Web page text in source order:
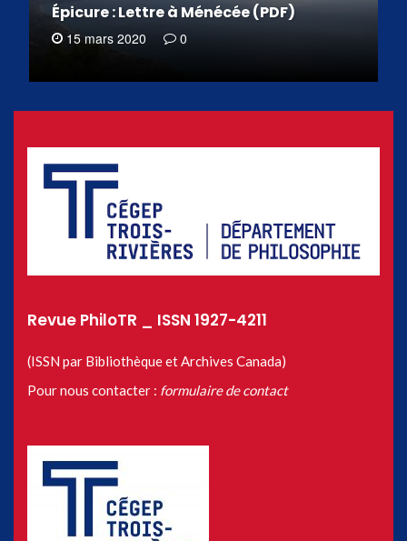
Épicure : Lettre à Ménécée (PDF)
15 mars 2020 0
Revue PhiloTR _ ISSN 1927-4211
(ISSN par Bibliothèque et Archives Canada)
Pour nous contacter : formulaire de contact